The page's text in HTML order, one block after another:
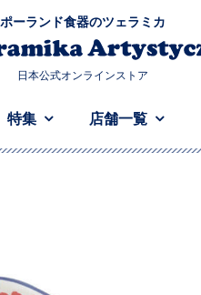
ポーランド食器のツェラミカ
日本公式オンラインストア
特集 店舗一覧